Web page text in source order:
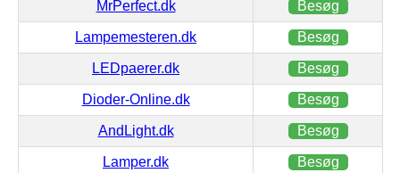
MrPerfect.dk Besøg
Lampemesteren.dk Besøg
LEDpaerer.dk Besøg
Dioder-Online.dk Besøg
AndLight.dk Besøg
Lamper.dk Besøg